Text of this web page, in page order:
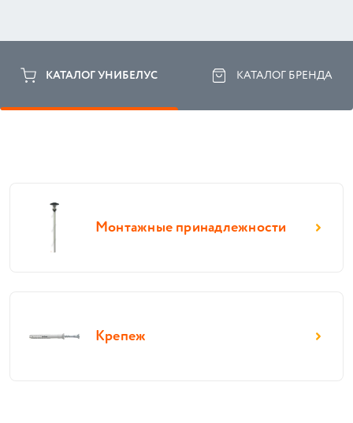
КАТАЛОГ УНИБЕЛУС КАТАЛОГ БРЕНДА
Монтажные принадлежности
Крепеж